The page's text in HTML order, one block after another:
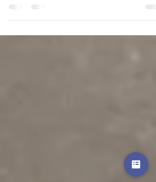
bénévoles actifs en bibliothèque territoriale où